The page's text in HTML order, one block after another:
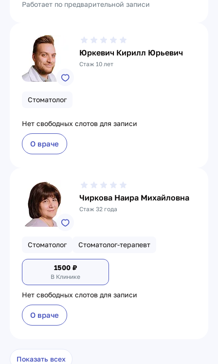
Работает по предварительной записи
Юркевич Кирилл Юрьевич
Стаж 10 лет
Стоматолог
Нет свободных слотов для записи
О враче
Чиркова Наира Михайловна
Стаж 32 года
Стоматолог Стоматолог-терапевт
1500 ₽
В Клинике
Нет свободных слотов для записи
О враче
Показать всех